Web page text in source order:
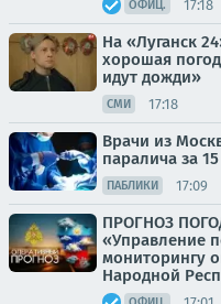
ОФИЦ. 17:18
На «Луганск
хорошая
идут дожди»
СМИ 17:18
Врачи из
паралича за
ПАБЛИКИ 17:09
ПРОГНОЗ
«Управление
мониторингу
Народной